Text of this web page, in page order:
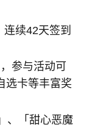
续42天签到
参与活动可
选卡等丰富奖
、「甜心恶魔